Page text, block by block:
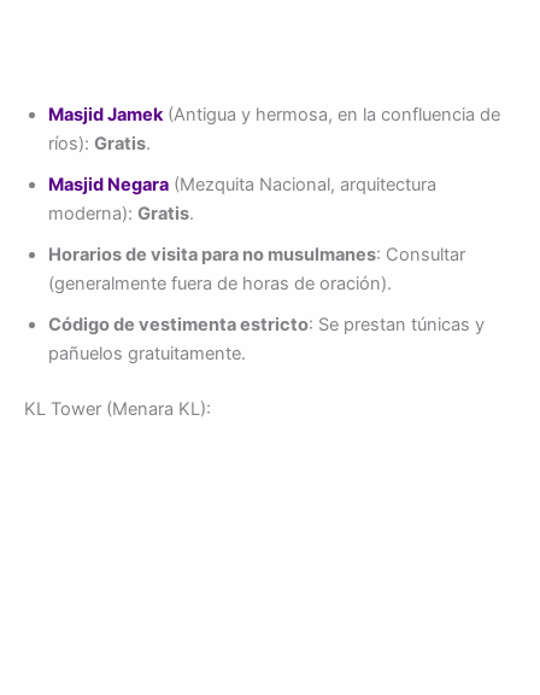
Masjid Jamek(Antigua y hermosa, en la confluencia de
ríos): Gratis.
Masjid Negara (Mezquita Nacional, arquitectura
moderna): Gratis.
Horarios de visita para no musulmanes: Consultar
(generalmente fuera de horas de oración).
Código de vestimenta estricto: Se prestan túnicas y
pañuelos gratuitamente.
KL Tower (Menara KL):